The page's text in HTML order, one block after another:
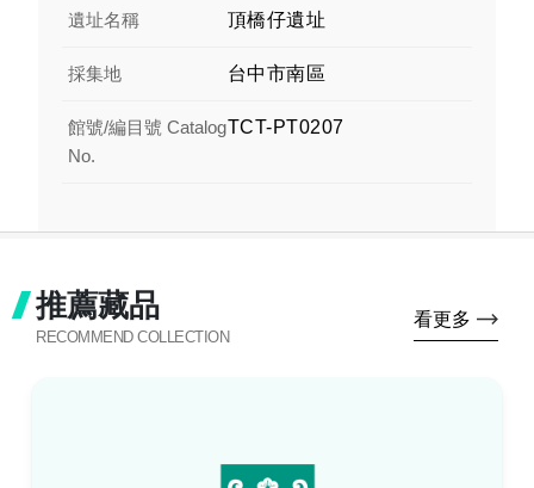
遺址名稱 頂橋仔遺址
採集地 台中市南區
館號/編目號 Catalog
No.
TCT-PT0207
推薦藏品
RECOMMEND COLLECTION
看更多